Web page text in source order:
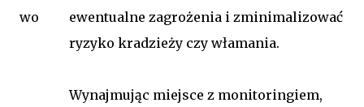
wo
ewentualne zagrożenia i zminimalizować
ryzyko kradzieży czy włamania.
Wynajmując miejsce z monitoringiem,